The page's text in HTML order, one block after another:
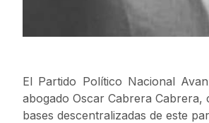
El Partido Político Nacional
abogado Oscar Cabrera
bases descentralizadas de este